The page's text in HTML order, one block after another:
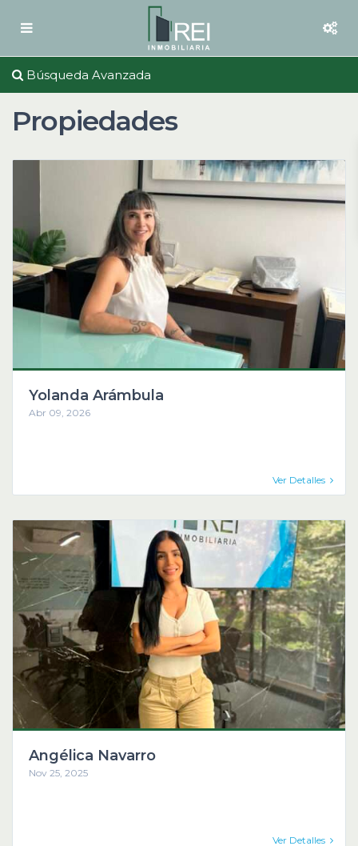
Búsqueda Avanzada
Propiedades
Yolanda Arámbula
Abr 09, 2026
Ver Detalles
Angélica Navarro
Nov 25, 2025
Ver Detalles